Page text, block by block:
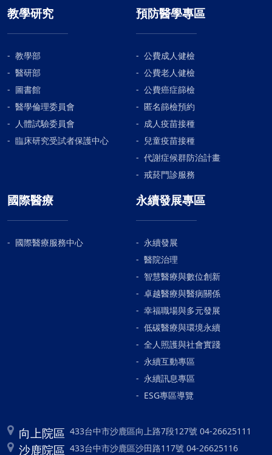
教學研究
教學部
醫研部
圖書館
醫學倫理委員會
人體試驗委員會
臨床研究受試者保護中心
預防醫學專區
公費成人健檢
公費老人健檢
公費癌症篩檢
匿名篩檢預約
成人疫苗接種
兒童疫苗接種
代謝症候群防治計畫
戒菸門診服務
國際醫療
國際醫療服務中心
永續發展專區
永續發展
醫院治理
智慧醫療與數位創新
卓越醫療與醫病關係
幸福職場與多元發展
低碳醫療與環境永續
全人照護與社會實踐
永續互動專區
永續訊息專區
ESG專區導覽
向上院區 433台中市沙鹿區向上路7段127號 04-26625111
沙鹿院區 433台中市沙鹿區沙田路117號 04-26625116